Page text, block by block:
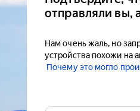
отправляли вы,
Нам очень жаль, но
устройства похожи на
Почему это могло